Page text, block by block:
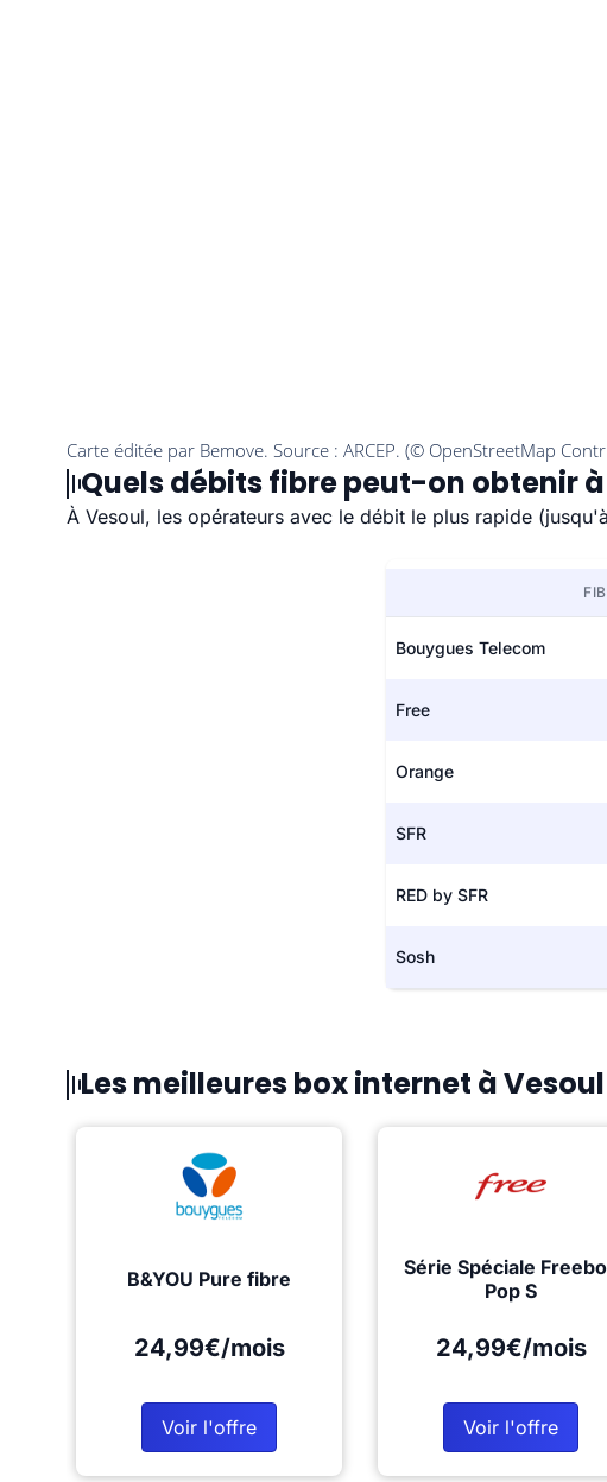
Quels débits fibre peut-on obtenir à
À Vesoul, les opérateurs avec le débit le plus rapide
Bouygues Telecom
Free
Orange
SFR
RED by SFR
Sosh
Les meilleures box internet à Vesoul
B&YOU Pure fibre
24,99€/mois
Voir l'offre
Série Spéciale
Pop S
24,99€/mois
Voir l'offre